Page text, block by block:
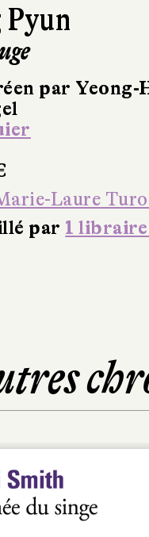
Pyun
par Yeong-
Laure
par 1